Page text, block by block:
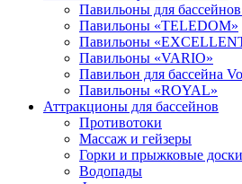
Павильоны для
Павильоны «TELEDOM»
Павильоны
Павильоны «VARIO»
Павильон для бассейна
Павильоны «ROYAL»
Аттракционы для бассейнов
Противотоки
Массаж и гейзеры
Горки и прыжковые доски
Водопады